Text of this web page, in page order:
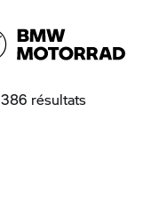
386 résultats